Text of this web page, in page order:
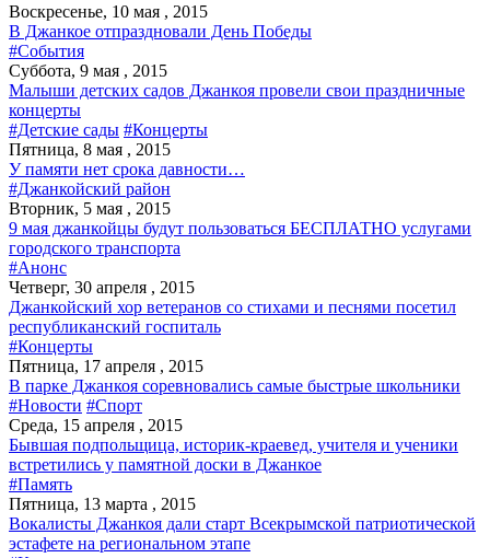
Воскресенье, 10 мая , 2015
В Джанкое отпраздновали День Победы
#События
Суббота, 9 мая , 2015
Малыши детских садов Джанкоя провели свои праздничные
концерты
#Детские сады #Концерты
Пятница, 8 мая , 2015
У памяти нет срока давности…
#Джанкойский район
Вторник, 5 мая , 2015
9 мая джанкойцы будут пользоваться БЕСПЛАТНО услугами
городского транспорта
#Анонс
Четверг, 30 апреля , 2015
Джанкойский хор ветеранов со стихами и песнями посетил
республиканский госпиталь
#Концерты
Пятница, 17 апреля , 2015
В парке Джанкоя соревновались самые быстрые школьники
#Новости #Спорт
Среда, 15 апреля , 2015
Бывшая подпольщица, историк-краевед, учителя и ученики
встретились у памятной доски в Джанкое
#Память
Пятница, 13 марта , 2015
Вокалисты Джанкоя дали старт Всекрымской патриотической
эстафете на региональном этапе